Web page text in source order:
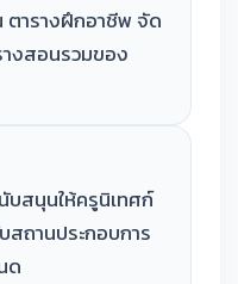
ตารางฝึกอาชีพ จัด
งสอนรวมของ
บสนุนให้ครูนิเทศก์
ถานประกอบการ
ด